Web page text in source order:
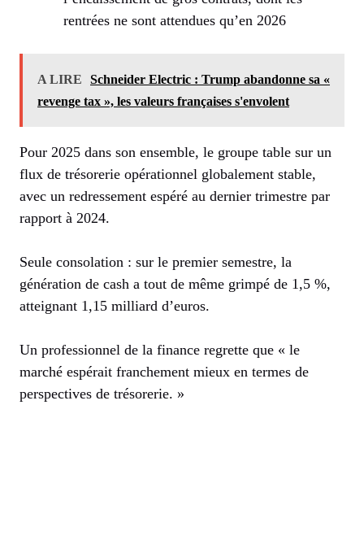
rentrées ne sont attendues qu’en 2026
A LIRE
Schneider Electric : Trump abandonne sa «
revenge tax », les valeurs françaises s'envolent
Pour 2025 dans son ensemble, le groupe table sur un
flux de trésorerie opérationnel globalement stable,
avec un redressement espéré au dernier trimestre par
rapport à 2024.
Seule consolation : sur le premier semestre, la
génération de cash a tout de même grimpé de 1,5 %,
atteignant 1,15 milliard d’euros.
Un professionnel de la finance regrette que « le
marché espérait franchement mieux en termes de
perspectives de trésorerie. »